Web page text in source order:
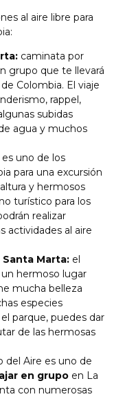
al aire libre para
caminata por
grupo que te llevará
Colombia. El viaje
rappel,
subidas
agua y muchos
es uno de los
para una excursión
y hermosos
turístico para los
realizar
actividades al aire
Marta: el
un hermoso lugar
mucha belleza
especies
parque, puedes dar
de las hermosas
del Aire es uno de
en grupo en La
con numerosas